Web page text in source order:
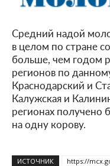
Средний надой
в целом по стране
больше, чем годом
регионов по
Краснодарский и
Калужская и
регионах получено
на одну корову.
ИСТОЧНИК
https://